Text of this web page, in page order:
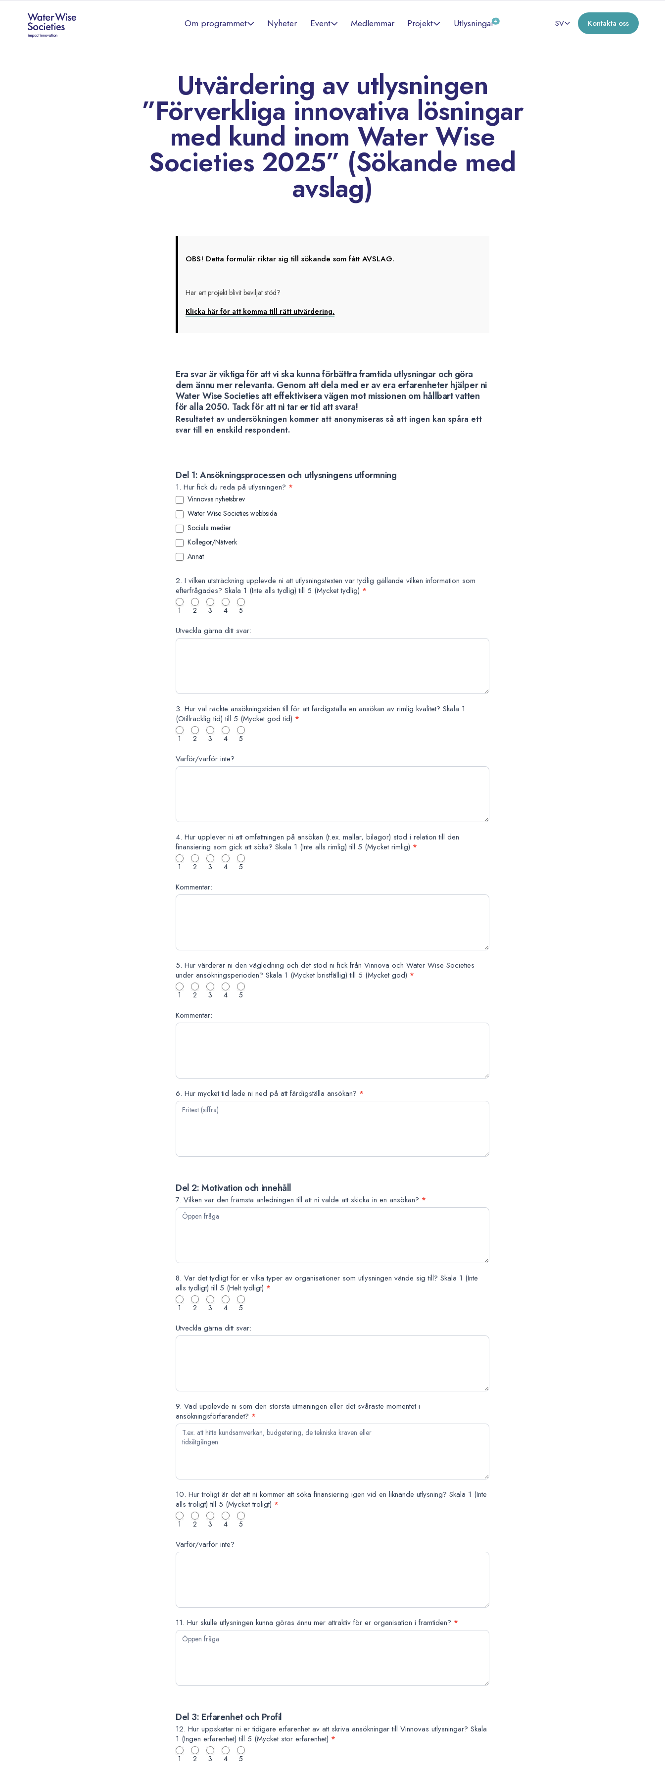
Om programmet Nyheter Event Medlemmar Projekt Utlysningar4 SV Kontakta oss
Utvärdering av utlysningen
”Förverkliga innovativa lösningar
med kund inom Water Wise
Societies 2025” (Sökande med
avslag)
med
Utvärdering
”Förverkliga
innovativa
med
kund
inom
Water
2025”
OBS! Detta formulär riktar sig till sökande som fått AVSLAG.
Har ert projekt blivit beviljat stöd?
Klicka här för att komma till rätt utvärdering.
Era svar är viktiga för att vi ska kunna förbättra framtida utlysningar och göra
dem ännu mer relevanta. Genom att dela med er av era erfarenheter hjälper ni
Water Wise Societies att effektivisera vägen mot missionen om hållbart vatten
för alla 2050. Tack för att ni tar er tid att svara!
Resultatet av undersökningen kommer att anonymiseras så att ingen kan spåra ett
svar till en enskild respondent.
Del 1: Ansökningsprocessen och utlysningens utformning
1. Hur fick du reda på utlysningen? *
Vinnovas nyhetsbrev
Water Wise Societies webbsida
Sociala medier
Kollegor/Nätverk
Annat
2. I vilken utsträckning upplevde ni att utlysningstexten var tydlig gällande vilken information som
efterfrågades? Skala 1 (Inte alls tydlig) till 5 (Mycket tydlig) *
1 2 3 4 5
Utveckla gärna ditt svar:
3. Hur väl räckte ansökningstiden till för att färdigställa en ansökan av rimlig kvalitet? Skala 1
(Otillräcklig tid) till 5 (Mycket god tid) *
1 2 3 4 5
Varför/varför inte?
4. Hur upplever ni att omfattningen på ansökan (t.ex. mallar, bilagor) stod i relation till den
finansiering som gick att söka? Skala 1 (Inte alls rimlig) till 5 (Mycket rimlig) *
1 2 3 4 5
Kommentar:
5. Hur värderar ni den vägledning och det stöd ni fick från Vinnova och Water Wise Societies
under ansökningsperioden? Skala 1 (Mycket bristfällig) till 5 (Mycket god) *
1 2 3 4 5
Kommentar:
6. Hur mycket tid lade ni ned på att färdigställa ansökan? *
Del 2: Motivation och innehåll
7. Vilken var den främsta anledningen till att ni valde att skicka in en ansökan? *
8. Var det tydligt för er vilka typer av organisationer som utlysningen vände sig till? Skala 1 (Inte
alls tydligt) till 5 (Helt tydligt) *
1 2 3 4 5
Utveckla gärna ditt svar:
9. Vad upplevde ni som den största utmaningen eller det svåraste momentet i
ansökningsförfarandet? *
10. Hur troligt är det att ni kommer att söka finansiering igen vid en liknande utlysning? Skala 1 (Inte
alls troligt) till 5 (Mycket troligt) *
1 2 3 4 5
Varför/varför inte?
11. Hur skulle utlysningen kunna göras ännu mer attraktiv för er organisation i framtiden? *
Del 3: Erfarenhet och Profil
12. Hur uppskattar ni er tidigare erfarenhet av att skriva ansökningar till Vinnovas utlysningar? Skala
1 (Ingen erfarenhet) till 5 (Mycket stor erfarenhet) *
1 2 3 4 5